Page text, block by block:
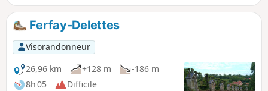
Ferfay-Delettes
Visorandonneur
26,96 km
+128 m
-186 m
8h 05
Difficile